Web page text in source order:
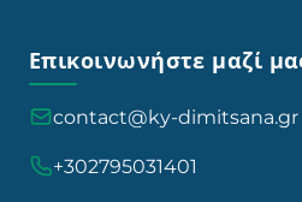
Επικοινωνήστε μαζί
contact@ky-dimitsana.gr
+302795031401